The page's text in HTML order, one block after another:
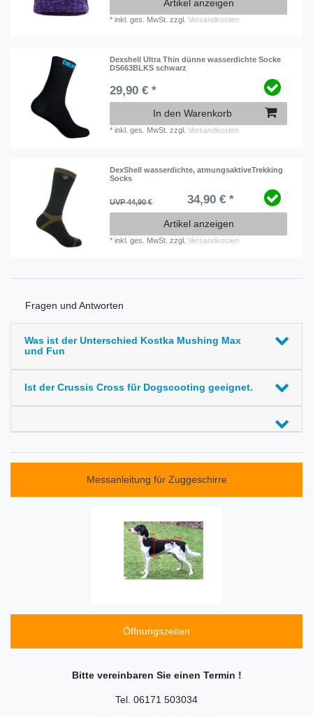
Artikel anzeigen
*inkl. ges. MwSt. zzgl.Versandkosten
Dexshell Ultra Thin dünne wasserdichte Socke
DS663BLKS schwarz
29,90 € *
In den Warenkorb
*inkl. ges. MwSt. zzgl.Versandkosten
DexShell wasserdichte, atmungsaktiveTrekking
Socks
UVP 44,90 € 34,90 € *
Artikel anzeigen
*inkl. ges. MwSt. zzgl.Versandkosten
Fragen und Antworten
Was ist der Unterschied Kostka Mushing Max
und Fun
Ist der Crussis Cross für Dogscooting geeignet.
Messanleitung für Zuggeschirre
Öffnungszeiten
Bitte vereinbaren Sie einen Termin !
Tel. 06171 503034